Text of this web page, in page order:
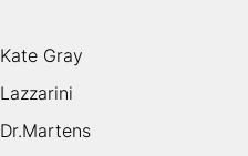
Kate Gray
Lazzarini
Dr.Martens